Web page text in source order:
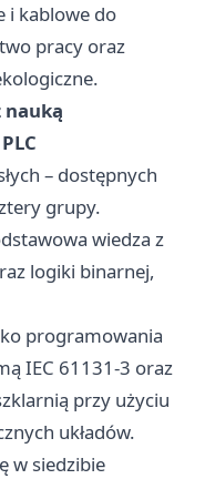
i kablowe do
pracy oraz
nauką
– dostępnych
grupy.
wiedza z
logiki binarnej,
programowania
IEC 61131-3 oraz
przy użyciu
układów.
w siedzibie